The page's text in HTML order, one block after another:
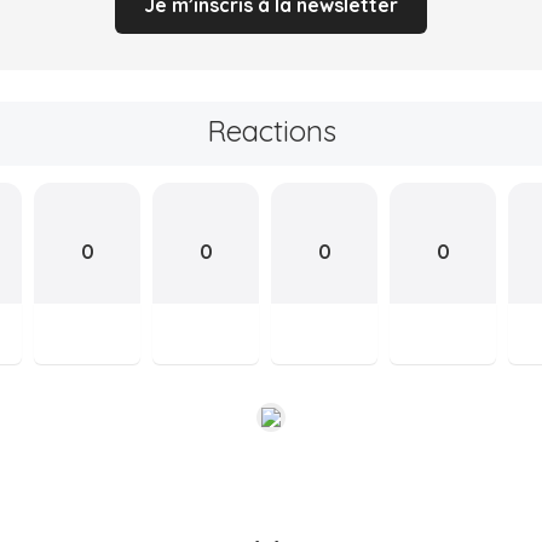
Je m’inscris à la newsletter
Reactions
0 0 0 0